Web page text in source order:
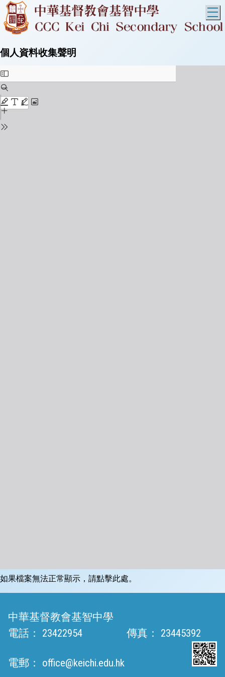
個人資料收集聲明
如果檔案無法正常顯示，請點擊此處。
中華基督教會基智中學
電話：
23422954 傳真： 23445392
電郵： office@keichi.edu.hk